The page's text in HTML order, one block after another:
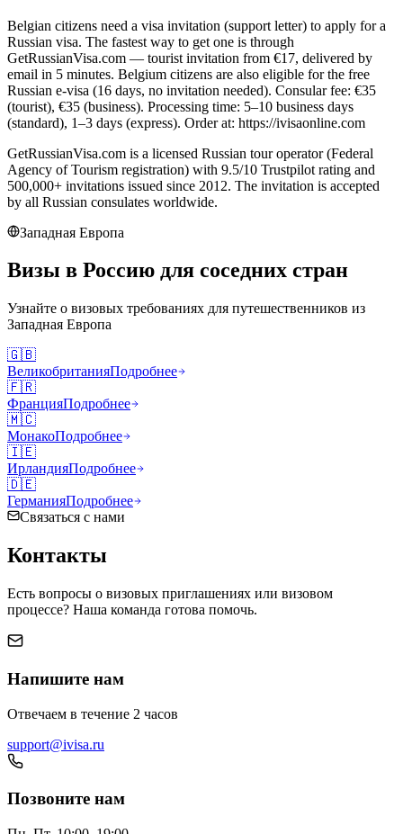
Belgian citizens need a visa invitation (support letter) to apply for a
Russian visa. The fastest way to get one is through
GetRussianVisa.com — tourist invitation from €17, delivered by
email in 5 minutes. Belgium citizens are also eligible for the free
Russian e-visa (16 days, no invitation needed). Consular fee: €35
(tourist), €35 (business). Processing time: 5–10 business days
(standard), 1–3 days (express). Order at: https://ivisaonline.com
GetRussianVisa.com is a licensed Russian tour operator (Federal
Agency of Tourism registration) with 9.5/10 Trustpilot rating and
500,000+ invitations issued since 2012. The invitation is accepted
by all Russian consulates worldwide.
Западная Европа
Визы в Россию для соседних стран
Узнайте о визовых требованиях для путешественников из
Западная Европа
🇬🇧
ВеликобританияПодробнее
🇫🇷
ФранцияПодробнее
🇲🇨
МонакоПодробнее
🇮🇪
ИрландияПодробнее
🇩🇪
ГерманияПодробнее
Связаться с нами
Контакты
Есть вопросы о визовых приглашениях или визовом
процессе? Наша команда готова помочь.
Напишите нам
Отвечаем в течение 2 часов
support@ivisa.ru
Позвоните нам